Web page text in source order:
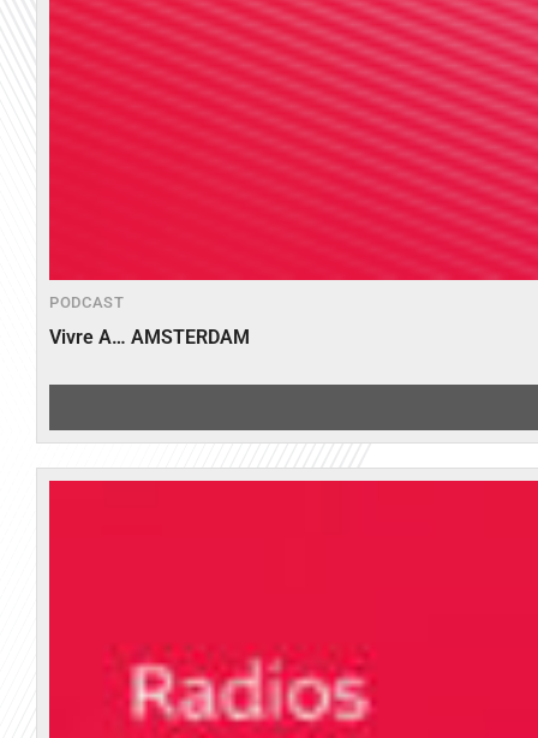
PODCAST
Vivre A… AMSTERDAM